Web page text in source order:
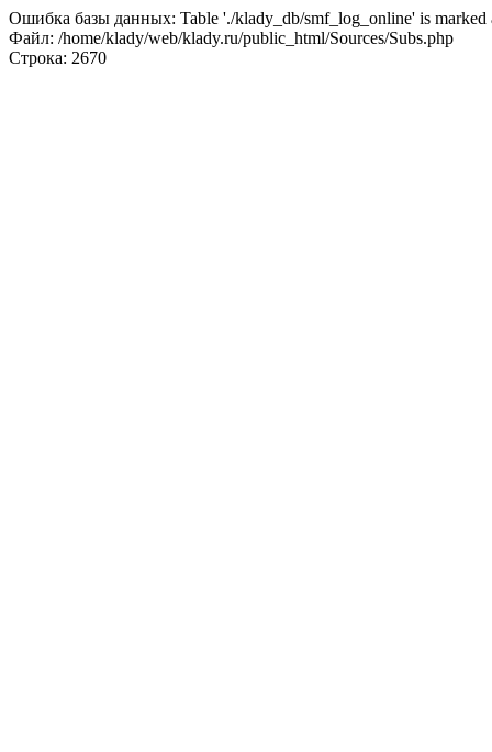
Ошибка базы данных: Table './klady_db/smf_log_online' is marked
Файл: /home/klady/web/klady.ru/public_html/Sources/Subs.php
Строка: 2670